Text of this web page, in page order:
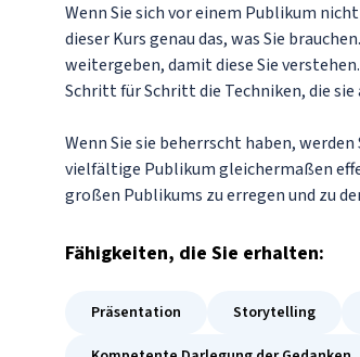
Wenn Sie sich vor einem Publikum
dieser Kurs genau das, was Sie
weitergeben, damit diese Sie
Schritt für Schritt die Techniken, die
Wenn Sie sie beherrscht haben,
vielfältige Publikum gleichermaßen
großen Publikums zu erregen und zu
Fähigkeiten, die Sie erhalten:
Präsentation Storytelling